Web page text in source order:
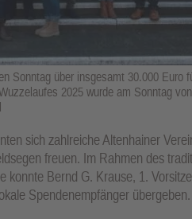
Sonntag über insgesamt 30.000 Euro
2025 wurde am Sonntag
sich zahlreiche Altenhainer
freuen. Im Rahmen des
konnte Bernd G. Krause, 1.
Spendenempfänger übergeben.